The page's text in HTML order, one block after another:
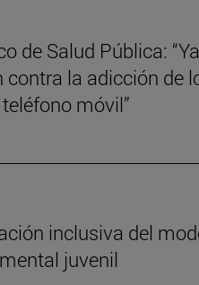
de Salud Pública:
contra la adicción de
móvil”
inclusiva del
juvenil